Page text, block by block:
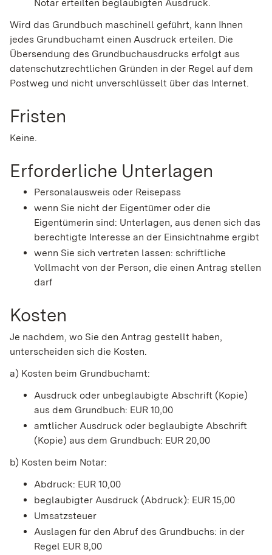
Notar erteilten beglaubigten Ausdruck.
Wird das Grundbuch maschinell geführt, kann Ihnen
jedes Grundbuchamt einen Ausdruck erteilen. Die
Übersendung des Grundbuchausdrucks erfolgt aus
datenschutzrechtlichen Gründen in der Regel auf dem
Postweg und nicht unverschlüsselt über das Internet.
Fristen
Keine.
Erforderliche Unterlagen
Personalausweis oder Reisepass
wenn Sie nicht der Eigentümer oder die
Eigentümerin sind: Unterlagen, aus denen sich das
berechtigte Interesse an der Einsichtnahme ergibt
wenn Sie sich vertreten lassen: schriftliche
Vollmacht von der Person, die einen Antrag stellen
darf
Kosten
Je nachdem, wo Sie den Antrag gestellt haben,
unterscheiden sich die Kosten.
a) Kosten beim Grundbuchamt:
Ausdruck oder unbeglaubigte Abschrift (Kopie)
aus dem Grundbuch: EUR 10,00
amtlicher Ausdruck oder beglaubigte Abschrift
(Kopie) aus dem Grundbuch: EUR 20,00
b) Kosten beim Notar:
Abdruck: EUR 10,00
beglaubigter Ausdruck (Abdruck): EUR 15,00
Umsatzsteuer
Auslagen für den Abruf des Grundbuchs: in der
Regel EUR 8,00